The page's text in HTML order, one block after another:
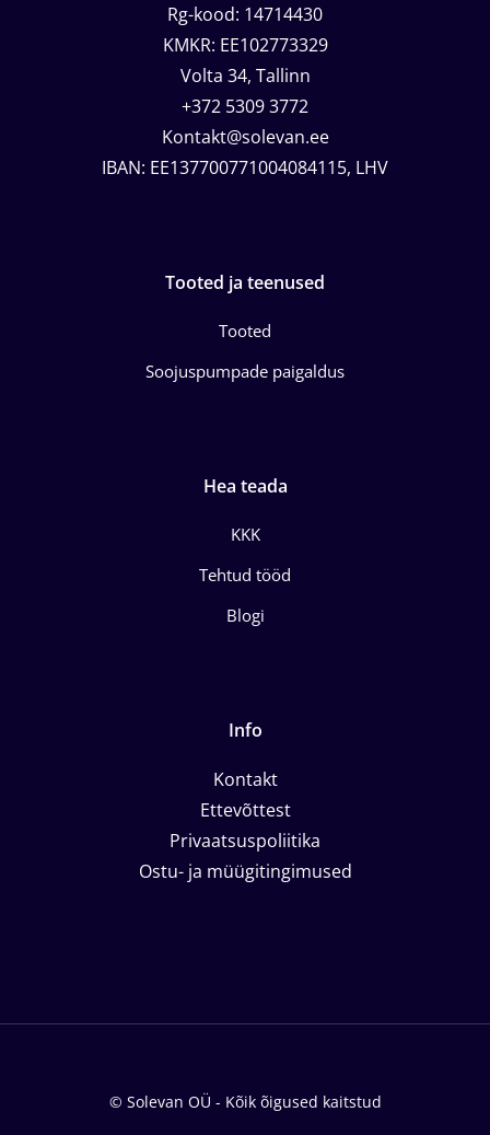
Rg-kood: 14714430
KMKR: EE102773329
Volta 34, Tallinn
+372 5309 3772
Kontakt@solevan.ee
IBAN: EE137700771004084115, LHV
Tooted ja teenused
Tooted
Soojuspumpade paigaldus
Hea teada
KKK
Tehtud tööd
Blogi
Info
Kontakt
Ettevõttest
Privaatsuspoliitika
Ostu- ja müügitingimused
© Solevan OÜ - Kõik õigused kaitstud